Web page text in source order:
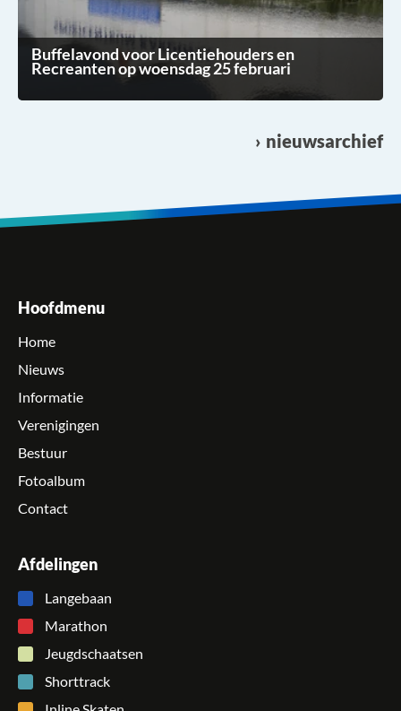
Buffelavond voor Licentiehouders en
Recreanten op woensdag 25 februari
nieuwsarchief
Hoofdmenu
Home
Nieuws
Informatie
Verenigingen
Bestuur
Fotoalbum
Contact
Afdelingen
Langebaan
Marathon
Jeugdschaatsen
Shorttrack